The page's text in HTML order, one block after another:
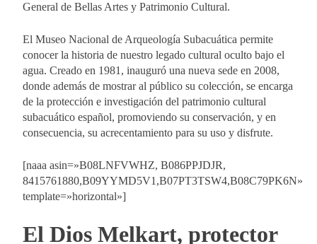
General de Bellas Artes y Patrimonio Cultural.
El Museo Nacional de Arqueología Subacuática permite
conocer la historia de nuestro legado cultural oculto bajo el
agua. Creado en 1981, inauguró una nueva sede en 2008,
donde además de mostrar al público su colección, se encarga
de la protección e investigación del patrimonio cultural
subacuático español, promoviendo su conservación, y en
consecuencia, su acrecentamiento para su uso y disfrute.
[naaa asin=»B08LNFVWHZ, B086PPJDJR,
8415761880,B09YYMD5V1,B07PT3TSW4,B08C79PK6N»
template=»horizontal»]
El Dios Melkart, protector